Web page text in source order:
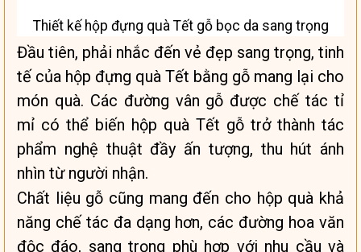
Thiết kế hộp đựng quà Tết gỗ bọc da sang trọng
Đầu tiên, phải nhắc đến vẻ đẹp sang trọng, tinh
tế của hộp đựng quà Tết bằng gỗ mang lại cho
món quà. Các đường vân gỗ được chế tác tỉ
mỉ có thể biến hộp quà Tết gỗ trở thành tác
phẩm nghệ thuật đầy ấn tượng, thu hút ánh
nhìn từ người nhận.
Chất liệu gỗ cũng mang đến cho hộp quà khả
năng chế tác đa dạng hơn, các đường hoa văn
độc đáo, sang trọng phù hợp với nhu cầu và